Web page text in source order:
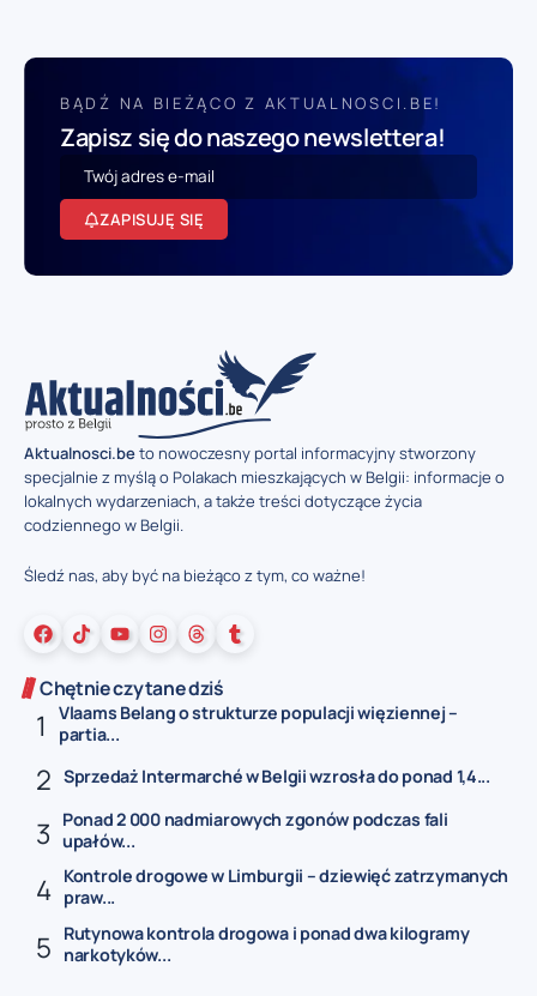
BĄDŹ NA BIEŻĄCO Z AKTUALNOSCI.BE!
Zapisz się do naszego newslettera!
ZAPISUJĘ SIĘ
Aktualnosci.beto nowoczesny portal informacyjny stworzony
specjalnie z myślą o Polakach mieszkających w Belgii: informacje o
lokalnych wydarzeniach, a także treści dotyczące życia
codziennego w Belgii.
Śledź nas, aby być na bieżąco z tym, co ważne!
Chętnie czytane dziś
Vlaams Belang o strukturze populacji więziennej –
partia...
Sprzedaż Intermarché w Belgii wzrosła do ponad 1,4...
Ponad 2 000 nadmiarowych zgonów podczas fali
upałów...
Kontrole drogowe w Limburgii – dziewięć zatrzymanych
praw...
Rutynowa kontrola drogowa i ponad dwa kilogramy
narkotyków...